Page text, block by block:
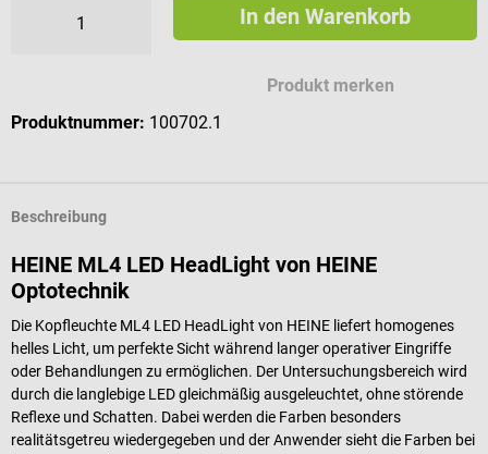
In den Warenkorb
Produkt merken
Produktnummer: 100702.1
Beschreibung
HEINE ML4 LED HeadLight von HEINE
Optotechnik
Die Kopfleuchte ML4 LED HeadLight von HEINE liefert homogenes
helles Licht, um perfekte Sicht während langer operativer Eingriffe
oder Behandlungen zu ermöglichen. Der Untersuchungsbereich wird
durch die langlebige LED gleichmäßig ausgeleuchtet, ohne störende
Reflexe und Schatten. Dabei werden die Farben besonders
realitätsgetreu wiedergegeben und der Anwender sieht die Farben bei